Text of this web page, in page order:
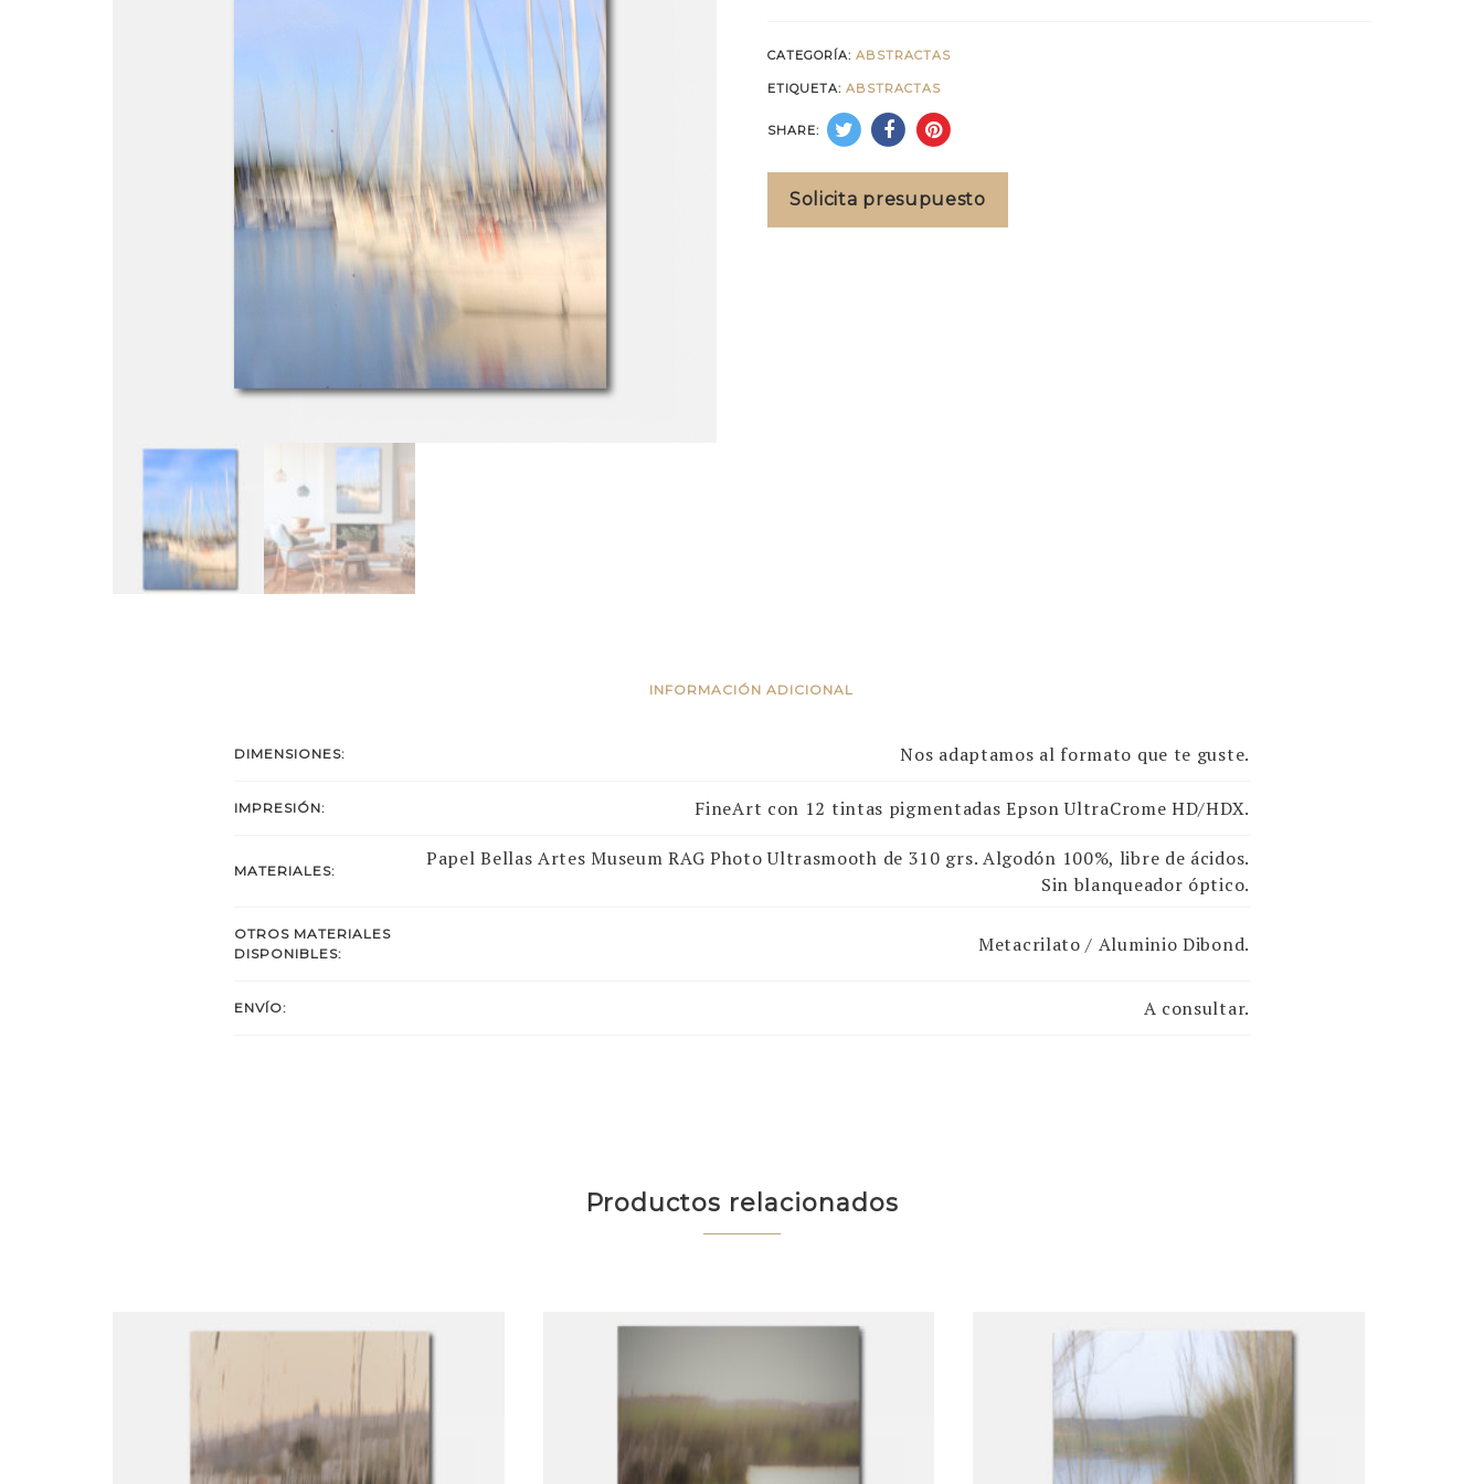
CATEGORÍA: ABSTRACTAS
ETIQUETA: ABSTRACTAS
SHARE:
Solicita presupuesto
INFORMACIÓN ADICIONAL
DIMENSIONES: Nos adaptamos al formato que te guste.
IMPRESIÓN: FineArt con 12 tintas pigmentadas Epson UltraCrome HD/HDX.
MATERIALES:
Papel Bellas Artes Museum RAG Photo Ultrasmooth de 310 grs. Algodón 100%, libre de ácidos.
Sin blanqueador óptico.
OTROS MATERIALES
DISPONIBLES:
Metacrilato / Aluminio Dibond.
ENVÍO: A consultar.
Productos relacionados